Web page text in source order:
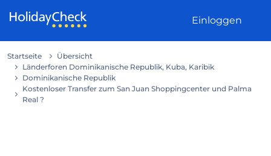
Einloggen
Startseite
Übersicht
Länderforen Dominikanische Republik, Kuba, Karibik
Dominikanische Republik
Kostenloser Transfer zum San Juan Shoppingcenter und Palma
Real ?